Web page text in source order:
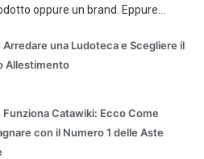
oppure un brand. Eppure...
Arredare una Ludoteca e Scegliere il
Allestimento
Funziona Catawiki: Ecco Come
con il Numero 1 delle Aste